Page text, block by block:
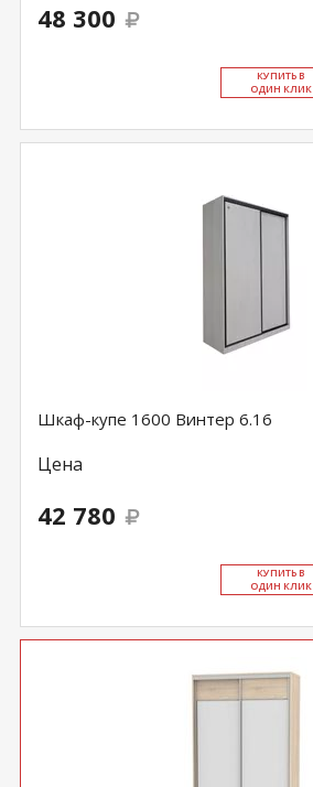
48 300
КУ­ПИТЬ В
ОДИН КЛИК
Шкаф-купе 1600 Винтер 6.16
Цена
42 780
КУ­ПИТЬ В
ОДИН КЛИК